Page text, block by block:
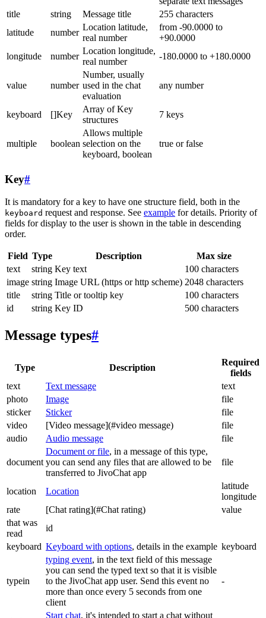
title
string Message title
255 characters
latitude
number
Location latitude,
real number
from -90.0000 to
+90.0000
longitude
number
Location longitude,
real number
-180.0000 to +180.0000
value number
Number, usually
used in the chat
evaluation
any number
keyboard []Key
Array of Key
structures
7 keys
multiple boolean
Allows multiple
selection on the
keyboard, boolean
true or false
Key#
It is mandatory for a key to have one structure field, both in the
keyboard request and response. See example for details. Priority of
fields for display to the user is shown in the table in descending
order.
Field Type Description
Max size
text
string Key text
100 characters
image string Image URL (https or http scheme) 2048 characters
title
string Title or tooltip key
100 characters
id
string Key ID 500 characters
Message types#
Type Description
Required
fields
text
Text message
text
photo
Image
file
sticker
Sticker
file
video
[Video message](#video message)
file
audio
Audio message file
document
Document or file, in a message of this type,
you can send any files that are allowed to be
transferred to JivoChat app
file
location Location
latitude
longitude
rate
[Chat rating](#Chat rating)
value
that was
read
id
keyboard Keyboard with options, details in the example keyboard
typein
typing event, in the text field of this message
you can send the typed text so that it is visible
to the JivoChat app user. Send this event no
more than once every 5 seconds from one
client
-
Start chat, it's intended to start a chat without